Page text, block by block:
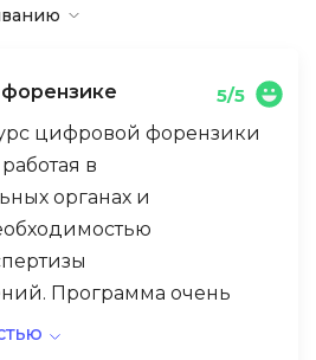
5/5
цифровой форензики
в
органах и
Программа очень
сбора цифровых